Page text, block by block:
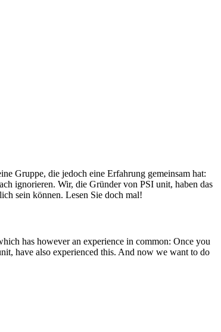
Gruppe, die jedoch eine Erfahrung gemeinsam hat:
ignorieren. Wir, die Gründer von PSI unit, haben das
sein können. Lesen Sie doch mal!
has however an experience in common: Once you
have also experienced this. And now we want to do